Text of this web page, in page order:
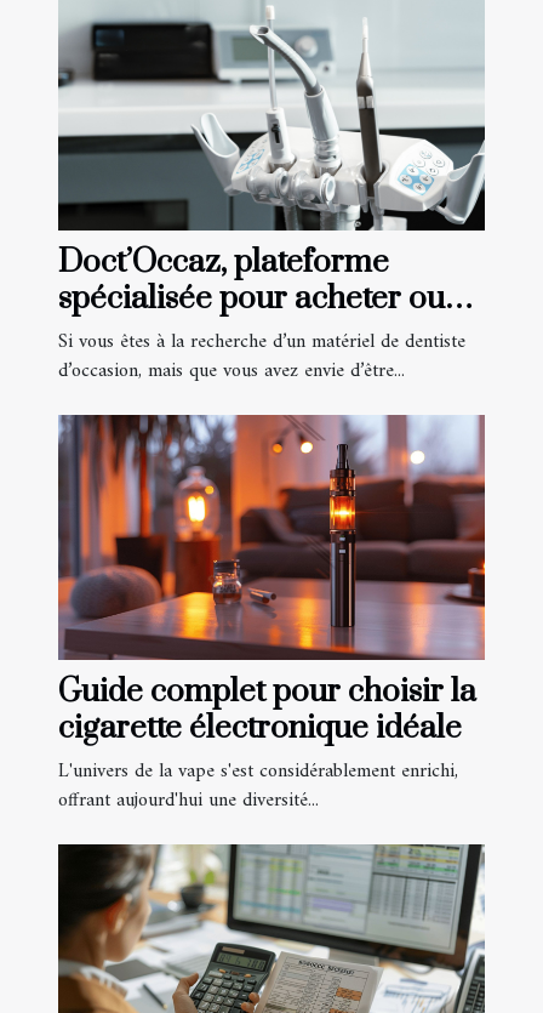
Doct’Occaz, plateforme
spécialisée pour acheter ou
vendre du matériel de
dentiste
Si vous êtes à la recherche d’un matériel de dentiste
d’occasion, mais que vous avez envie d’être...
Guide complet pour choisir la
cigarette électronique idéale
L'univers de la vape s'est considérablement enrichi,
offrant aujourd'hui une diversité...